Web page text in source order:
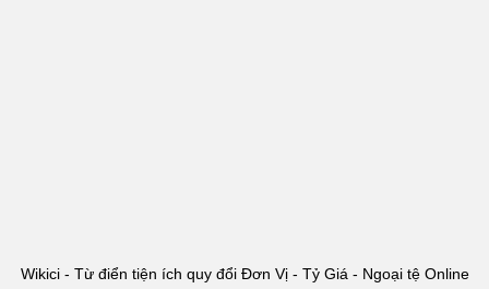
Wikici - Từ điển tiện ích quy đổi Đơn Vị - Tỷ Giá - Ngoại tệ Online